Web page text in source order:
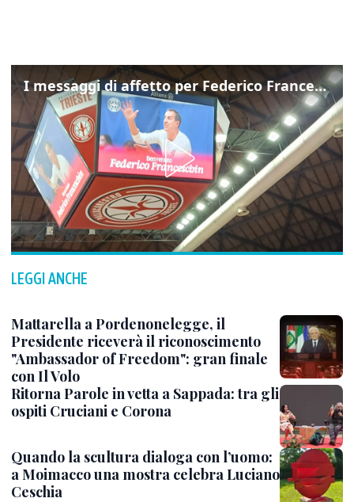
I messaggi di affetto per Federico Franceschin: così il mondo del basket gli è stato accanto fino all’ultimo
LEGGI ANCHE
Mattarella a Pordenonelegge, il
Presidente riceverà il riconoscimento
"Ambassador of Freedom": gran finale
con Il Volo
Ritorna Parole in vetta a Sappada: tra gli
ospiti Cruciani e Corona
Quando la scultura dialoga con l’uomo:
a Moimacco una mostra celebra Luciano
Ceschia